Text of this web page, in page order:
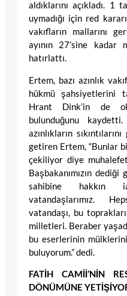
aldıklarını açıkladı. 1
uymadığı için red
vakıfların mallarını
ayının 27’sine kadar
hatırlattı.
Ertem, bazı azınlık
hükmü şahsiyetlerini
Hrant Dink’in de
bulunduğunu
azınlıkların
getiren Ertem, “Bunlar
çekiliyor diye
Başbakanımızın
sahibine hakkın
vatandaşlarımız.
vatandaşı, bu
milletleri. Beraber
bu eserlerinin
buluyorum.” dedi.
FATİH CAMİİ’NİN
DÖNÜMÜNE